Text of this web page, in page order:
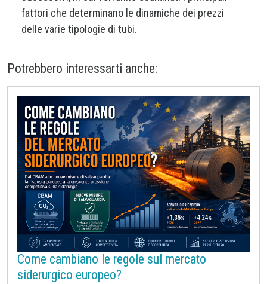
fattori che determinano le dinamiche dei prezzi
delle varie tipologie di tubi.
Potrebbero interessarti anche:
Come cambiano le regole sul mercato
siderurgico europeo?